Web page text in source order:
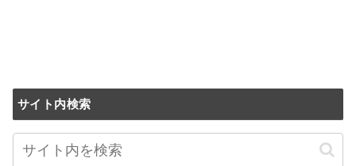
サイト内検索